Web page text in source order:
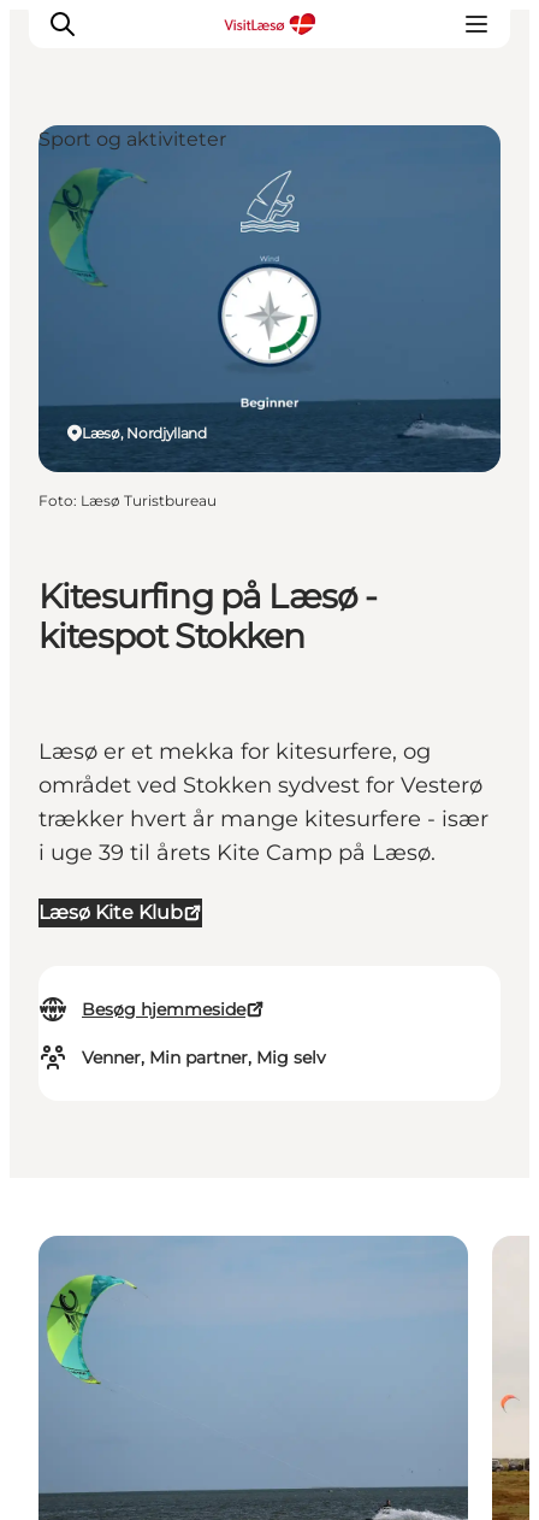
Kitesurfing på Læsø -
kitespot Stokken
Læsø er et mekka for kitesurfere, og
området ved Stokken sydvest for Vesterø
trækker hvert år mange kitesurfere - især
i uge 39 til årets Kite Camp på Læsø.
Læsø Kite Klub
Besøg hjemmeside
Venner, Min partner, Mig selv
Læsø, Nordjylland
Sport og aktiviteter
Foto: Læsø Turistbureau